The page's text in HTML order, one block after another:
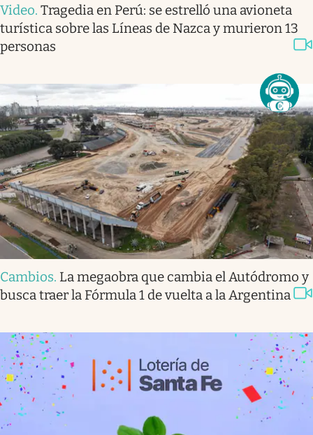
Video. Tragedia en Perú: se estrelló una avioneta
turística sobre las Líneas de Nazca y murieron 13
personas
Cambios. La megaobra que cambia el Autódromo y
busca traer la Fórmula 1 de vuelta a la Argentina